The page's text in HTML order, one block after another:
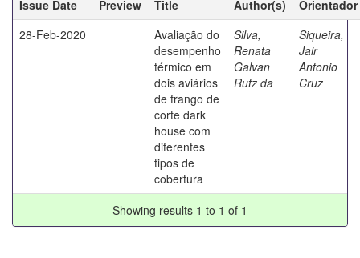
Issue Date
Preview Title Author(s)
Orientador
28-Feb-2020
Avaliação do
desempenho
térmico em
dois aviários
de frango de
corte dark
house com
diferentes
tipos de
cobertura
Silva,
Renata
Galvan
Rutz da
Siqueira,
Jair
Antonio
Cruz
Showing results 1 to 1 of 1